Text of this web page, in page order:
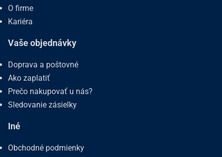
O firme
Kariéra
Vaše objednávky
Doprava a poštovné
Ako zaplatiť
Prečo nakupovať u nás?
Sledovanie zásielky
Iné
Obchodné podmienky